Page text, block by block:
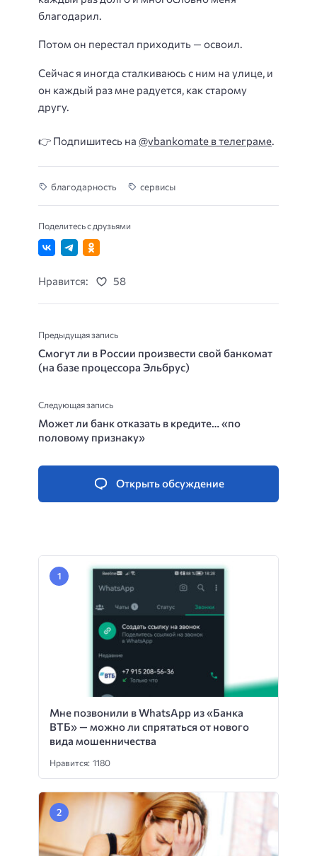
благодарил.
Потом он перестал приходить — освоил.
Сейчас я иногда сталкиваюсь с ним на улице, и
он каждый раз мне радуется, как старому
другу.
👉 Подпишитесь на @vbankomate в телеграме.
благодарность сервисы
Поделитесь с друзьями
Нравится: 58
Предыдущая запись
Смогут ли в России произвести свой банкомат
(на базе процессора Эльбрус)
Следующая запись
Может ли банк отказать в кредите… «по
половому признаку»
Открыть обсуждение
Мне позвонили в WhatsApp из «Банка
ВТБ» — можно ли спрятаться от нового
вида мошенничества
Нравится: 1180